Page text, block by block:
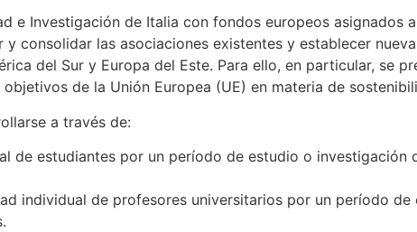
e Investigación de Italia con fondos europeos asignados
consolidar las asociaciones existentes y establecer
del Sur y Europa del Este. Para ello, en particular, se
de la Unión Europea (UE) en materia de
a través de:
de estudiantes por un período de estudio o investigación
individual de profesores universitarios por un período de